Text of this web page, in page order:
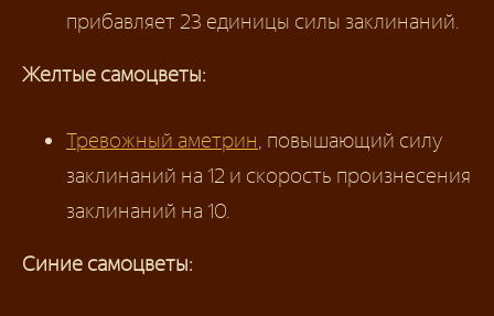
прибавляет 23 единицы силы заклинаний.
Желтые самоцветы:
Тревожный аметрин, повышающий силу
заклинаний на 12 и скорость произнесения
заклинаний на 10.
Синие самоцветы: